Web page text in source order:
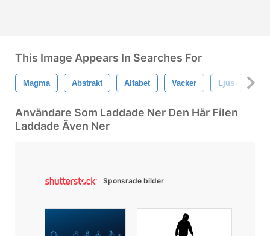
This Image Appears In Searches For
Magma Abstrakt Alfabet Vacker Ljus
Användare Som Laddade Ner Den Här Filen
Laddade Även Ner
Sponsrade bilder